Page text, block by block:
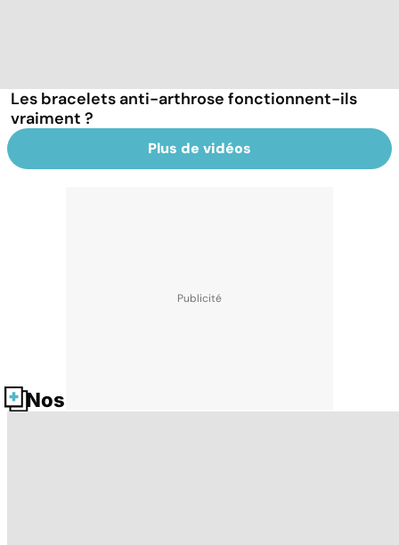
Les bracelets anti-arthrose fonctionnent-ils
vraiment ?
Plus de vidéos
Nos fiches santé